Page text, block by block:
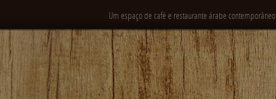
Um espaço de café e restaurante árabe contemporâneo